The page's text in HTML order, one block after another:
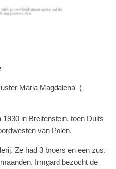
Maria Magdalena (
in Breitenstein, toen Duits
van Polen.
Ze had 3 broers en een zus.
Irmgard bezocht de